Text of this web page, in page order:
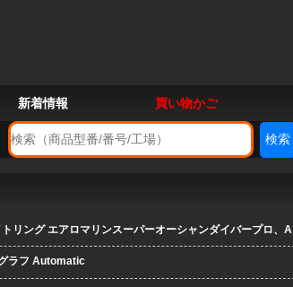
新着情報 買い物かご
トリング エアロマリンスーパーオーシャンダイバープロ、A
ラフ Automatic